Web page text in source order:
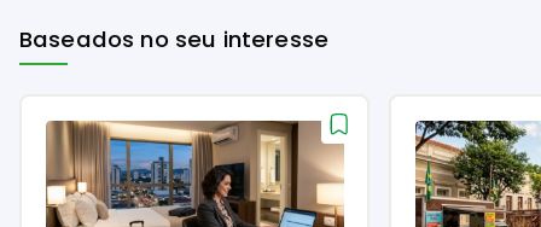
Baseados no seu interesse